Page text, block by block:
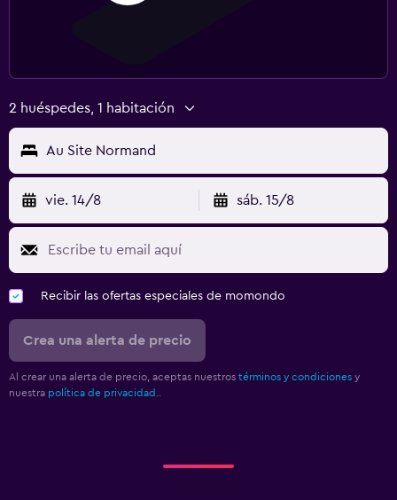
2 huéspedes, 1 habitación
Au Site Normand
vie. 14/8 sáb. 15/8
Recibir las ofertas especiales de momondo
Crea una alerta de precio
Al crear una alerta de precio, aceptas nuestros términos y condiciones y
nuestra política de privacidad.